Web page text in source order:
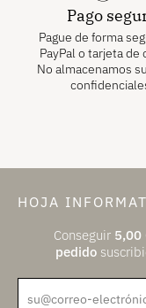
Pago
Pague de forma
PayPal o tarjeta de
No almacenamos
HOJA
Conseguir 5,00
pedido
su@correo-